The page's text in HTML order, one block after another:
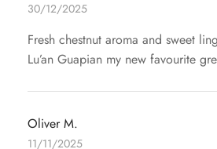
30/12/2025
Fresh chestnut aroma and sweet
Lu’an Guapian my new favourite
Oliver M.
11/11/2025